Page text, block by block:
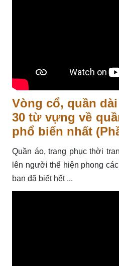
Vòng cổ, quần
30 từ vựng về
phổ biến nhất
Quần áo, trang phục thời
lên người thể hiện phong
bạn đã biết hết ...